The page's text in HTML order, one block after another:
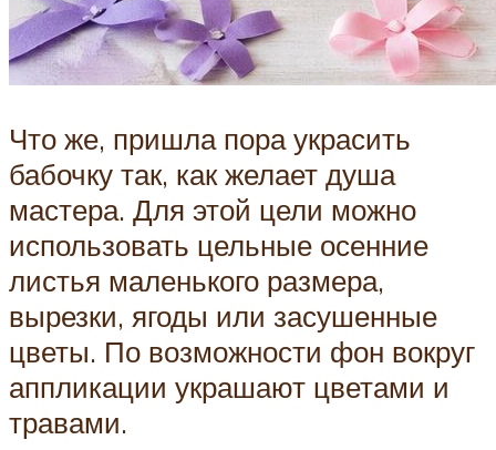
Что же, пришла пора украсить
бабочку так, как желает душа
мастера. Для этой цели можно
использовать цельные осенние
листья маленького размера,
вырезки, ягоды или засушенные
цветы. По возможности фон вокруг
аппликации украшают цветами и
травами.